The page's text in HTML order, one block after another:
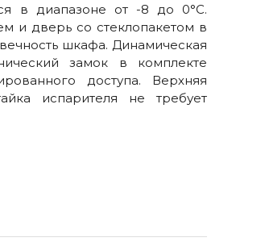
в диапазоне от -8 до 0°С.
и дверь со стеклопакетом в
шкафа. Динамическая
замок в комплекте
доступа. Верхняя
испарителя не требует